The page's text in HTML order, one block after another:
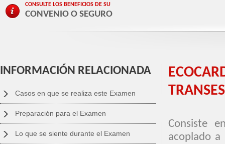
CONSULTE LOS BENEFICIOS DE SU
CONVENIO O SEGURO
INFORMACIÓN RELACIONADA
Casos en que se realiza este Examen
Preparación para el Examen
Lo que se siente durante el Examen
Consiste
acoplado